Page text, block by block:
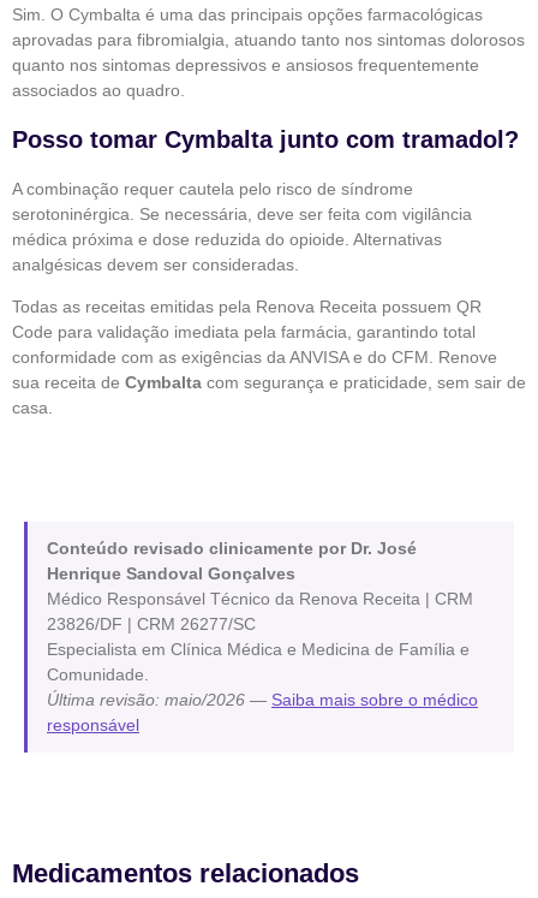
Sim. O Cymbalta é uma das principais opções farmacológicas
aprovadas para fibromialgia, atuando tanto nos sintomas dolorosos
quanto nos sintomas depressivos e ansiosos frequentemente
associados ao quadro.
Posso tomar Cymbalta junto com tramadol?
A combinação requer cautela pelo risco de síndrome
serotoninérgica. Se necessária, deve ser feita com vigilância
médica próxima e dose reduzida do opioide. Alternativas
analgésicas devem ser consideradas.
Todas as receitas emitidas pela Renova Receita possuem QR
Code para validação imediata pela farmácia, garantindo total
conformidade com as exigências da ANVISA e do CFM. Renove
sua receita de Cymbalta com segurança e praticidade, sem sair de
casa.
Conteúdo revisado clinicamente por Dr. José
Henrique Sandoval Gonçalves
Médico Responsável Técnico da Renova Receita | CRM
23826/DF | CRM 26277/SC
Especialista em Clínica Médica e Medicina de Família e
Comunidade.
Última revisão: maio/2026 — Saiba mais sobre o médico
responsável
Medicamentos relacionados